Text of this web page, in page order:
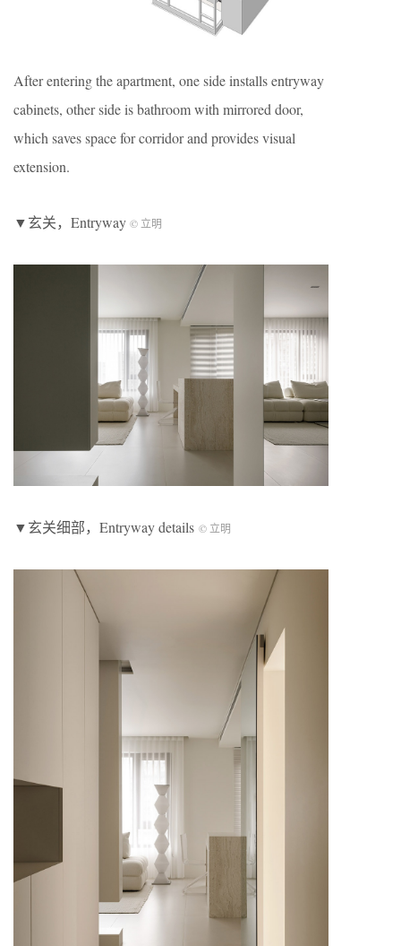
After entering the apartment, one side installs entryway
cabinets, other side is bathroom with mirrored door,
which saves space for corridor and provides visual
extension.
▼玄关，Entryway © 立明
▼玄关细部，Entryway details © 立明